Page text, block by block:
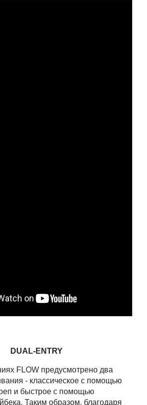
DUAL-ENTRY
FLOW предусмотрено два
- классическое с помощью
и быстрое с помощью
Таким образом, благодаря